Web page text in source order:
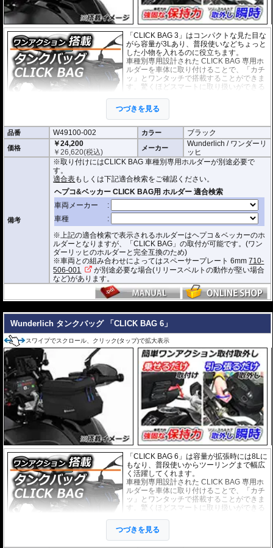
「CLICK BAG 3」はコンパクトな見た目な
がら容量が3Lあり、普段使いなどちょっと
した小物を入れるのに役立ちます。
車種別専用設計された CLICK BAG 専用ホ
ルダーを車体に取り付けることで、「カチ
ッ」とワンタッチで搭載することができま
す。驚くほどスマートに取り扱いができる
現。
撥水加工が施された耐久性が非常に高い生
地を採用。
形状保持設計で、中身が空の状態でも型崩れせず、高速走行におけるバタつ
きを防ぎます。
防水インナー、防水ジッパーを装備しており、高い防水性能を有しておりま
す。(完全防水を保証するものではありません)
ジッパーにはタグが付けられており、グローブを付けたままでも簡単に開け
閉めできます。
バッグをホルダーから取り外す時もレシーバーのストラップを引くだけ。給
油時も邪魔になりません。
オプションでスペーサー
をご用意しております。タンクとタンクバッグのク
リアランスの調節が可能です。
D x W x H(cm) : 約 23 x 18.5 x 14.5
※サイズ/画像からハンドルなどと干渉しないことをあらかじめご確認の上お求
つづきを見る
品番 W49100-002 カラー ブラック
価格
￥24,200
￥26,620(税込) メーカー
Wunderlich / ワンダーリ
ッヒ
備考
※取り付けにはCLICK BAG 車種別専用ホルダーが別途必要で
す。
適合表もしくは下記適合検索をご確認ください。
※上記の適合検索で表示されるホルダーはヘプコ＆ベッカーのホ
ルダーとなりますが、「CLICK BAG」の取付が可能です。(ワン
ダーリッヒのホルダーと完全互換のため)
※車両との組み合わせによってはスペーサープレート 6mm710-
506-001
が別途必要な場合(リリースベルトの動作が堅い場合
など)があります。
Wunderlich タンクバッグ 「CLICK BAG 6」
スワイプでスクロール、クリック(タップ)で拡大表示
「CLICK BAG 6」は容量が拡張時には8Lに
もなり、普段使いからツーリングまで幅広
く活躍してくれます。
車種別専用設計された CLICK BAG 専用ホ
ルダーを車体に取り付けることで、「カチ
ッ」とワンタッチで搭載することができま
す。驚くほどスマートに取り扱いができる
現。
撥水加工が施された耐久性が非常に高い生
地を採用。
つづきを見る